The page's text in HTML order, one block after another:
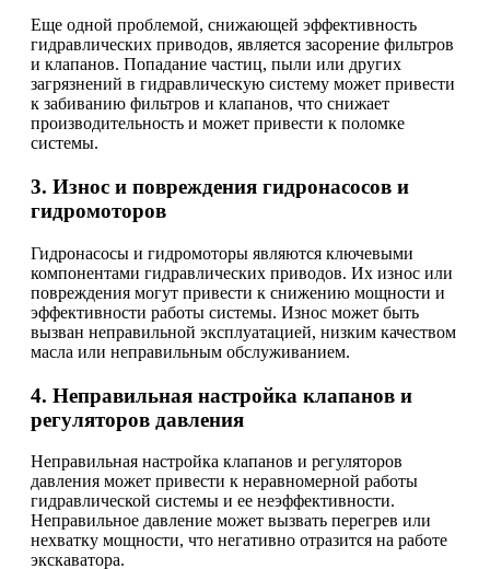
Еще одной проблемой, снижающей эффективность
гидравлических приводов, является засорение фильтров
и клапанов. Попадание частиц, пыли или других
загрязнений в гидравлическую систему может привести
к забиванию фильтров и клапанов, что снижает
производительность и может привести к поломке
системы.
3. Износ и повреждения гидронасосов и
гидромоторов
Гидронасосы и гидромоторы являются ключевыми
компонентами гидравлических приводов. Их износ или
повреждения могут привести к снижению мощности и
эффективности работы системы. Износ может быть
вызван неправильной эксплуатацией, низким качеством
масла или неправильным обслуживанием.
4. Неправильная настройка клапанов и
регуляторов давления
Неправильная настройка клапанов и регуляторов
давления может привести к неравномерной работы
гидравлической системы и ее неэффективности.
Неправильное давление может вызвать перегрев или
нехватку мощности, что негативно отразится на работе
экскаватора.